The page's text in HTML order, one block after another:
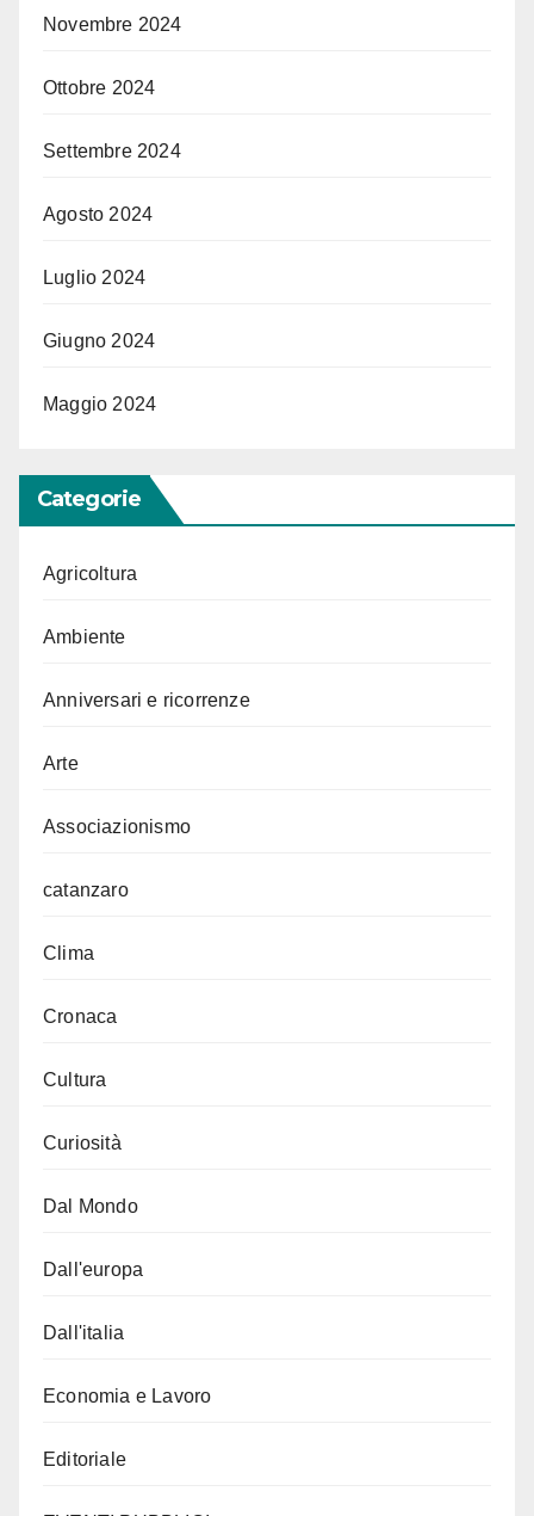
Novembre 2024
Ottobre 2024
Settembre 2024
Agosto 2024
Luglio 2024
Giugno 2024
Maggio 2024
Categorie
Agricoltura
Ambiente
Anniversari e ricorrenze
Arte
Associazionismo
catanzaro
Clima
Cronaca
Cultura
Curiosità
Dal Mondo
Dall'europa
Dall'italia
Economia e Lavoro
Editoriale